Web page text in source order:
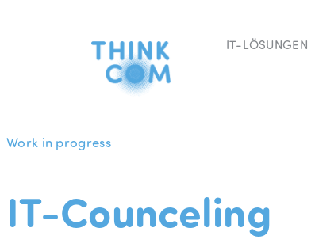
IT-LÖSUNGEN
Work in progress
IT-Counceling